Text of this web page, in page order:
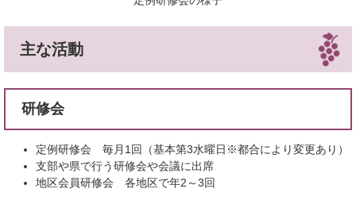
主な活動
研修会
定例研修会 毎月1回（基本第3水曜日※都合により変更あり）
支部や県で行う研修会や会議に出席
地区会員研修会 各地区で年2～3回